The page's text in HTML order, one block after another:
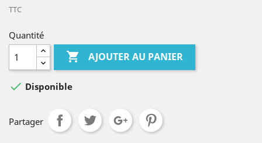
TTC
Quantité
 AJOUTER AU PANIER
 Disponible
Partager